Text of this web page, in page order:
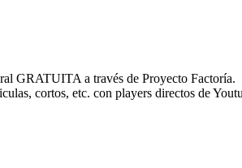
GRATUITA a través de Proyecto Factoría.
cortos, etc. con players directos de